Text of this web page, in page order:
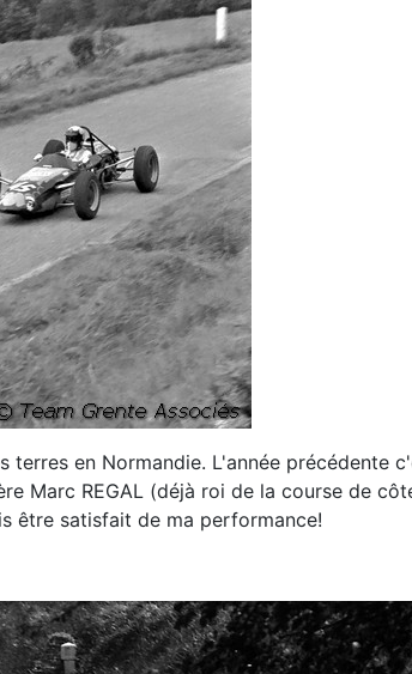
terres en Normandie. L'année
Marc REGAL (déjà roi de la course de
être satisfait de ma performance!